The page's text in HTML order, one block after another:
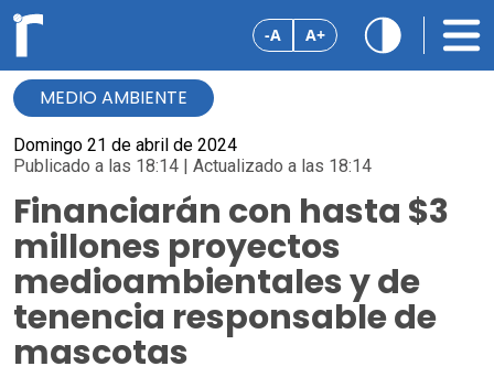
-A A+
MEDIO AMBIENTE
Domingo 21 de abril de 2024
Publicado a las 18:14 | Actualizado a las 18:14
Financiarán con hasta $3
millones proyectos
medioambientales y de
tenencia responsable de
mascotas